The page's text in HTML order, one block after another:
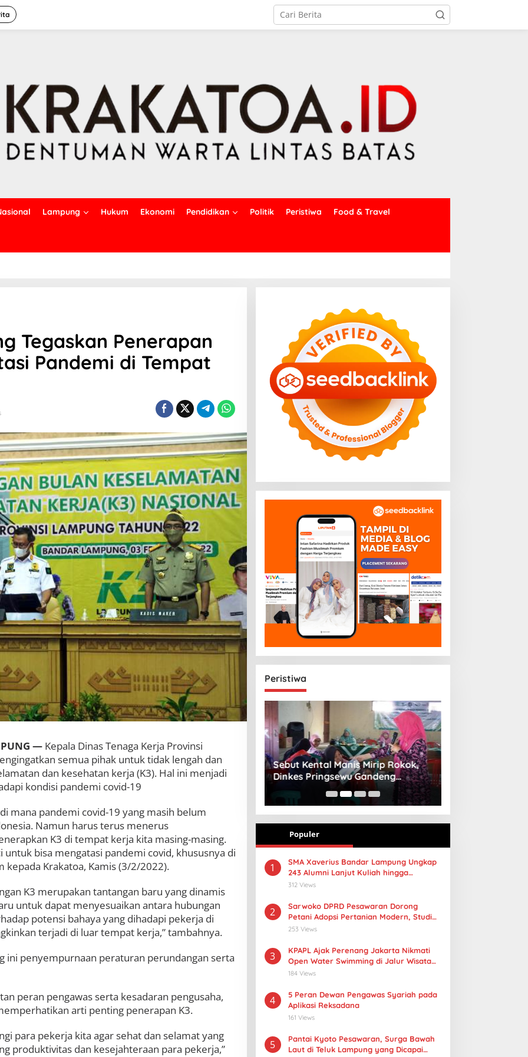
Lampung Hukum Ekonomi Pendidikan Politik Peristiwa Food & Travel
Tegaskan Penerapan
Pandemi di Tempat
—Kepala Dinas Tenaga Kerja Provinsi
semua pihak untuk tidak lengah dan
dan kesehatan kerja (K3). Hal ini menjadi
kondisi pandemi covid-19
mana pandemi covid-19 yang masih belum
Namun harus terus menerus
K3 di tempat kerja kita masing-masing.
untuk bisa mengatasi pandemi covid, khususnya di
kepada Krakatoa, Kamis (3/2/2022).
K3 merupakan tantangan baru yang dinamis
untuk dapat menyesuaikan antara hubungan
potensi bahaya yang dihadapi pekerja di
terjadi di luar tempat kerja,” tambahnya.
ini penyempurnaan peraturan perundangan serta
peran pengawas serta kesadaran pengusaha,
arti penting penerapan K3.
para pekerja kita agar sehat dan selamat yang
produktivitas dan kesejahteraan para pekerja,”
Peristiwa
BBWS Mesuji Sekampung Pastikan
Pengaman Pantai Mandiri Sejati
Penuhi Standar Mutu
Sebut Kental Manis Mirip Rokok,
Dinkes Pringsewu Gandeng
Aisyiyah Desak Regulasi Gizi Anak
Populer
1
SMA Xaverius Bandar Lampung Ungkap
243 Alumni Lanjut Kuliah hingga
Mancanegara
312 Views
2
Sarwoko DPRD Pesawaran Dorong
Petani Adopsi Pertanian Modern, Studi
Tiru PMAAS di Lampung Tengah
253 Views
3
KPAPL Ajak Perenang Jakarta Nikmati
Open Water Swimming di Jalur Wisata
Lampung
184 Views
4
5 Peran Dewan Pengawas Syariah pada
Aplikasi Reksadana
161 Views
5
Pantai Kyoto Pesawaran, Surga Bawah
Laut di Teluk Lampung yang Dicapai